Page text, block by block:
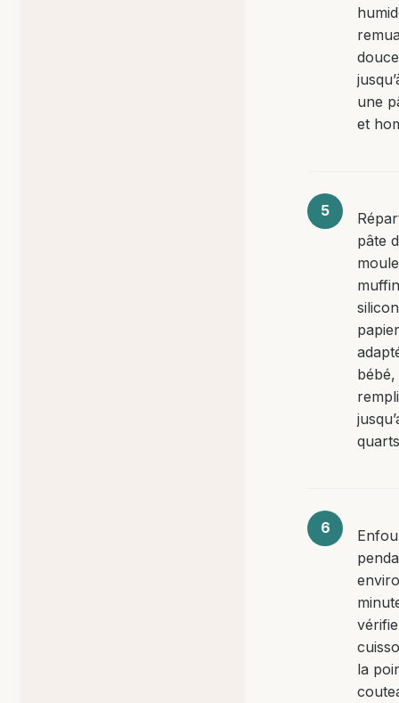
une
et
pâte
papier
la